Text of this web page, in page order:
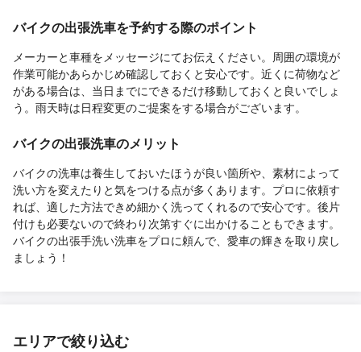
バイクの出張洗車を予約する際のポイント
メーカーと車種をメッセージにてお伝えください。周囲の環境が
作業可能かあらかじめ確認しておくと安心です。近くに荷物など
がある場合は、当日までにできるだけ移動しておくと良いでしょ
う。雨天時は日程変更のご提案をする場合がございます。
バイクの出張洗車のメリット
バイクの洗車は養生しておいたほうが良い箇所や、素材によって
洗い方を変えたりと気をつける点が多くあります。プロに依頼す
れば、適した方法できめ細かく洗ってくれるので安心です。後片
付けも必要ないので終わり次第すぐに出かけることもできます。
バイクの出張手洗い洗車をプロに頼んで、愛車の輝きを取り戻し
ましょう！
エリアで絞り込む